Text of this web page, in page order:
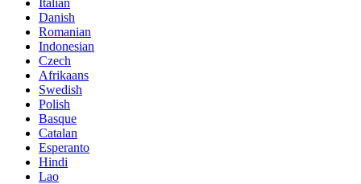
Italian
Danish
Romanian
Indonesian
Czech
Afrikaans
Swedish
Polish
Basque
Catalan
Esperanto
Hindi
Lao